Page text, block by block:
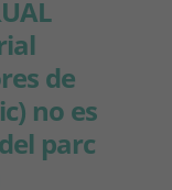
de
no es
parc